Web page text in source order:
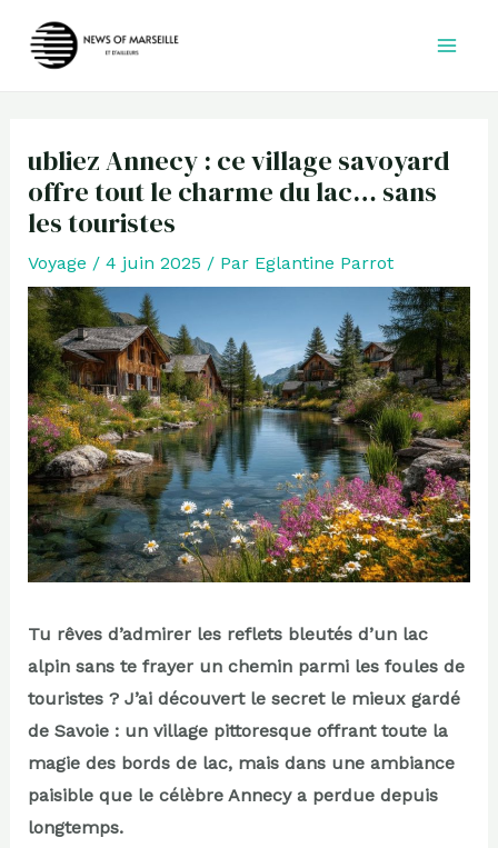
ubliez Annecy : ce village savoyard
offre tout le charme du lac… sans
les touristes
Voyage / 4 juin 2025 / Par Eglantine Parrot
Tu rêves d’admirer les reflets bleutés d’un lac
alpin sans te frayer un chemin parmi les foules de
touristes ? J’ai découvert le secret le mieux gardé
de Savoie : un village pittoresque offrant toute la
magie des bords de lac, mais dans une ambiance
paisible que le célèbre Annecy a perdue depuis
longtemps.